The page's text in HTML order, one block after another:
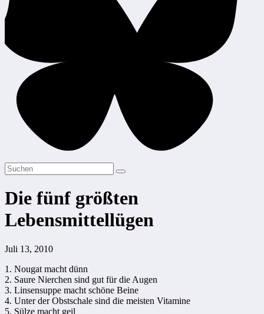
Die fünf größten
Lebensmittellügen
Juli 13, 2010
1. Nougat macht dünn
2. Saure Nierchen sind gut für die Augen
3. Linsensuppe macht schöne Beine
4. Unter der Obstschale sind die meisten Vitamine
5. Sülze macht geil